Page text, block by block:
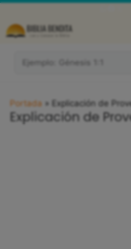
Saltar
contenido
Portada » Explicación de
Explicación de